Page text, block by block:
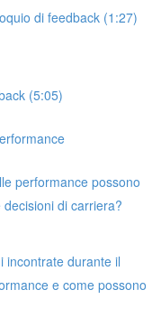
di feedback (1:27)
(5:05)
performance possono
di carriera?
incontrate durante il
e come possono